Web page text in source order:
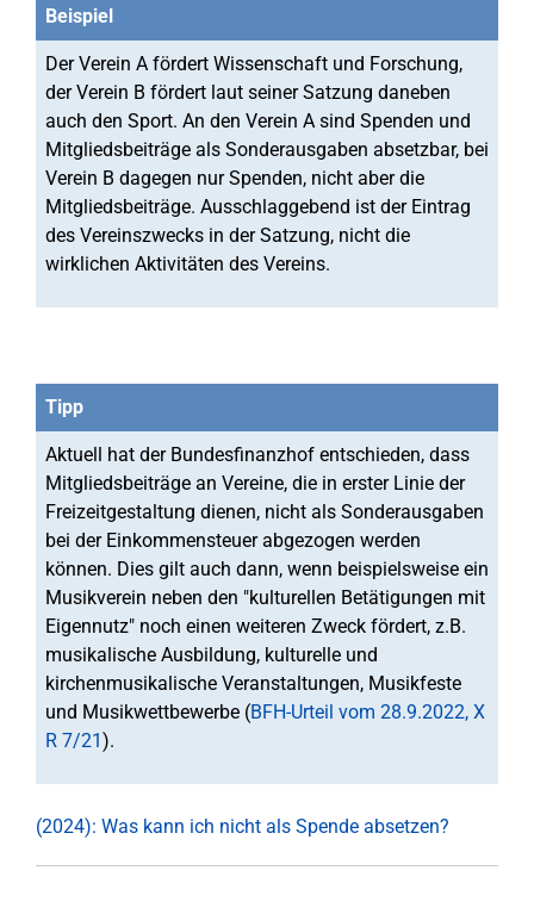
Beispiel
Der Verein A fördert Wissenschaft und Forschung,
der Verein B fördert laut seiner Satzung daneben
auch den Sport. An den Verein A sind Spenden und
Mitgliedsbeiträge als Sonderausgaben absetzbar, bei
Verein B dagegen nur Spenden, nicht aber die
Mitgliedsbeiträge. Ausschlaggebend ist der Eintrag
des Vereinszwecks in der Satzung, nicht die
wirklichen Aktivitäten des Vereins.
Tipp
Aktuell hat der Bundesfinanzhof entschieden, dass
Mitgliedsbeiträge an Vereine, die in erster Linie der
Freizeitgestaltung dienen, nicht als Sonderausgaben
bei der Einkommensteuer abgezogen werden
können. Dies gilt auch dann, wenn beispielsweise ein
Musikverein neben den "kulturellen Betätigungen mit
Eigennutz" noch einen weiteren Zweck fördert, z.B.
musikalische Ausbildung, kulturelle und
kirchenmusikalische Veranstaltungen, Musikfeste
und Musikwettbewerbe (BFH-Urteil vom 28.9.2022, X
R 7/21).
(2024): Was kann ich nicht als Spende absetzen?